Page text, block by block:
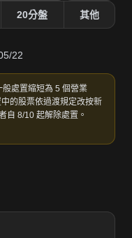
20分盤 其他
22
般處置縮短為 5 個營業
的股票依過渡規定改按新
自 8/10 起解除處置。